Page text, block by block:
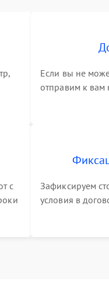
Если вы не
отправим к вам
с
Зафиксируем
условия в